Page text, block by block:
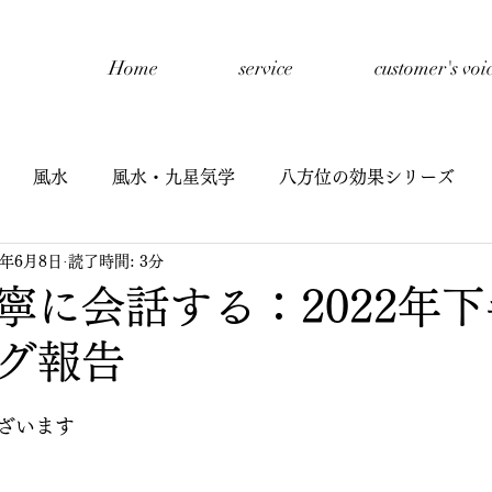
Home service customer's
風水 風水・九星気学 八方位の効果シリーズ
開催報告 禅タロットセッション
氣学 子どもと風水
イヤーリーディング
に会話する：2022年
報告
6月8日 読了時間: 3分
います